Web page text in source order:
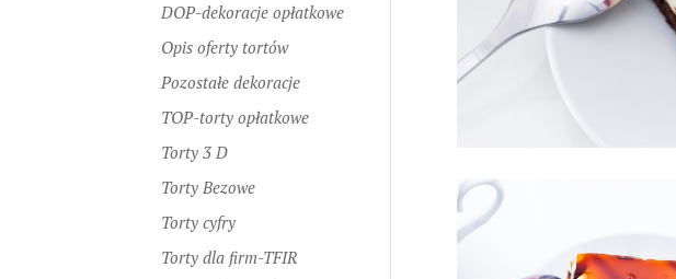
DOP-dekoracje opłatkowe
Opis oferty tortów
Pozostałe dekoracje
TOP-torty opłatkowe
Torty 3 D
Torty Bezowe
Torty cyfry
Torty dla firm-TFIR